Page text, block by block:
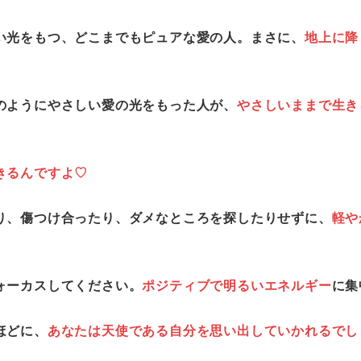
をもつ、どこまでもピュアな愛の人。まさに、 地上に
うにやさしい愛の光をもった人が、 やさしいままで生
るんですよ♡
傷つけ合ったり、ダメなところを探したりせずに、 軽
ーカスしてください。ポジティブで明るいエネルギーに
に、 あなたは天使である自分を思い出していかれるで